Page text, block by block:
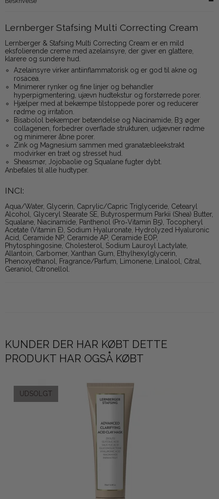
Lernberger Stafsing Multi Correcting Cream
Lernberger & Stafsing Multi Correcting Cream er en mild
eksfolierende creme med azelainsyre, der giver en glattere,
klarere og sundere hud.
Azelainsyre virker antiinflammatorisk og er god til akne og
rosacea.
Minimerer rynker og fine linjer og behandler
hyperpigmentering, ujævn hudtekstur og forstørrede porer.
Hjælper med at bekæmpe tilstoppede porer og reducerer
rødme og irritation.
Bisabolol bekæmper betændelse og Niacinamide, B3 øger
collagenen, forbedrer overflade strukturen, udjævner rødme
og minimerer åbne porer.
Zink og Magnesium sammen med granatæbleekstrakt
modvirker en træt og stresset hud.
Sheasmør, Jojobaolie og Squalane fugter dybt.
Anbefales til alle hudtyper.
INCI:
Aqua/Water, Glycerin, Caprylic/Capric Triglyceride, Cetearyl
Alcohol, Glyceryl Stearate SE, Butyrospermum Parkii (Shea) Butter,
Squalane, Niacinamide, Panthenol (Pro‑Vitamin B5), Tocopheryl
Acetate (Vitamin E), Sodium Hyaluronate, Hydrolyzed Hyaluronic
Acid, Ceramide NP, Ceramide AP, Ceramide EOP,
Phytosphingosine, Cholesterol, Sodium Lauroyl Lactylate,
Allantoin, Carbomer, Xanthan Gum, Ethylhexylglycerin,
Phenoxyethanol, Fragrance/Parfum, Limonene, Linalool, Citral,
Geraniol, Citronellol.
KUNDER DER HAR KØBT DETTE
PRODUKT HAR OGSÅ KØBT
UDSOLGT